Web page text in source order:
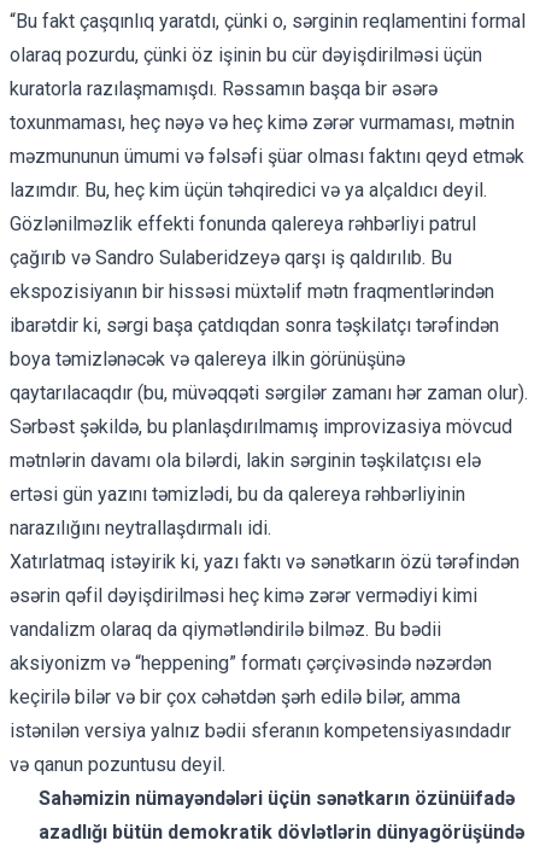
“Bu fakt çaşqınlıq yaratdı, çünki o, sərginin reqlamentini formal
olaraq pozurdu, çünki öz işinin bu cür dəyişdirilməsi üçün
kuratorla razılaşmamışdı. Rəssamın başqa bir əsərə
toxunmaması, heç nəyə və heç kimə zərər vurmaması, mətnin
məzmununun ümumi və fəlsəfi şüar olması faktını qeyd etmək
lazımdır. Bu, heç kim üçün təhqiredici və ya alçaldıcı deyil.
Gözlənilməzlik effekti fonunda qalereya rəhbərliyi patrul
çağırıb və Sandro Sulaberidzeyə qarşı iş qaldırılıb. Bu
ekspozisiyanın bir hissəsi müxtəlif mətn fraqmentlərindən
ibarətdir ki, sərgi başa çatdıqdan sonra təşkilatçı tərəfindən
boya təmizlənəcək və qalereya ilkin görünüşünə
qaytarılacaqdır (bu, müvəqqəti sərgilər zamanı hər zaman olur).
Sərbəst şəkildə, bu planlaşdırılmamış improvizasiya mövcud
mətnlərin davamı ola bilərdi, lakin sərginin təşkilatçısı elə
ertəsi gün yazını təmizlədi, bu da qalereya rəhbərliyinin
narazılığını neytrallaşdırmalı idi.
Xatırlatmaq istəyirik ki, yazı faktı və sənətkarın özü tərəfindən
əsərin qəfil dəyişdirilməsi heç kimə zərər vermədiyi kimi
vandalizm olaraq da qiymətləndirilə bilməz. Bu bədii
aksiyonizm və “heppening” formatı çərçivəsində nəzərdən
keçirilə bilər və bir çox cəhətdən şərh edilə bilər, amma
istənilən versiya yalnız bədii sferanın kompetensiyasındadır
və qanun pozuntusu deyil.
Sahəmizin nümayəndələri üçün sənətkarın özünüifadə
azadlığı bütün demokratik dövlətlərin dünyagörüşündə